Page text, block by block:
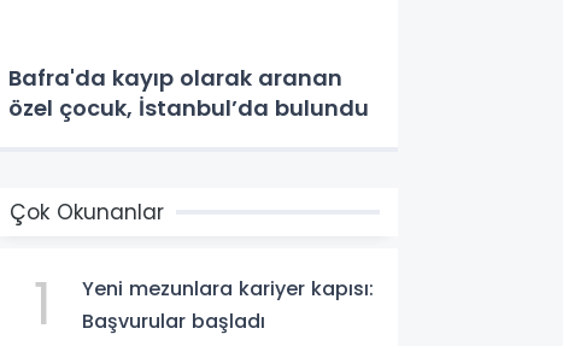
Bafra'da kayıp olarak aranan
özel çocuk, İstanbul’da bulundu
Çok Okunanlar
1
Yeni mezunlara kariyer kapısı:
Başvurular başladı